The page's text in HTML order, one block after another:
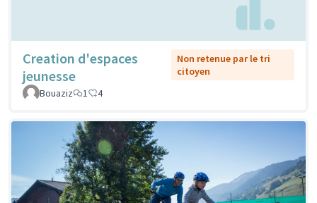
Creation d'espaces
jeunesse
Non retenue par le tri
citoyen
Bouaziz
1 4